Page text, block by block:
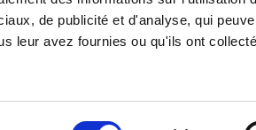
de publicité et d'analyse, qui
leur avez fournies ou qu'ils ont
bretagne.fr